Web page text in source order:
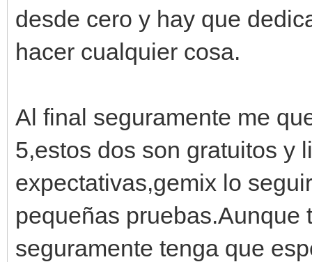
desde cero y hay que
hacer cualquier cosa.
Al final seguramente me
5,estos dos son gratuitos y
expectativas,gemix lo
pequeñas pruebas.Aunque
seguramente tenga que